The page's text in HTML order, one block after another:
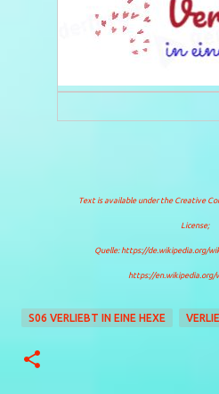
Text is available under the Creative
License;
Quelle: https://de.wikipedia.org/
https://en.wikipedia.org/
S06 VERLIEBT IN EINE HEXE